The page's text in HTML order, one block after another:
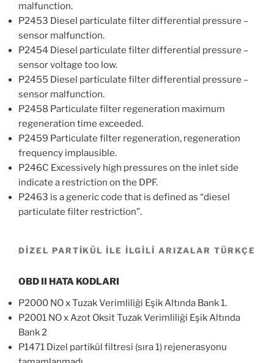
malfunction.
P2453 Diesel particulate filter differential pressure –
sensor malfunction.
P2454 Diesel particulate filter differential pressure –
sensor voltage too low.
P2455 Diesel particulate filter differential pressure –
sensor malfunction.
P2458 Particulate filter regeneration maximum
regeneration time exceeded.
P2459 Particulate filter regeneration, regeneration
frequency implausible.
P246C Excessively high pressures on the inlet side
indicate a restriction on the DPF.
P2463 is a generic code that is defined as “diesel
particulate filter restriction”.
DİZEL PARTİKÜL İLE İLGİLİ ARIZALAR TÜRKÇE
OBD II HATA KODLARI
P2000 NO x Tuzak Verimliliği Eşik Altında Bank 1.
P2001 NO x Azot Oksit Tuzak Verimliliği Eşik Altında
Bank 2
P1471 Dizel partikül filtresi (sıra 1) rejenerasyonu